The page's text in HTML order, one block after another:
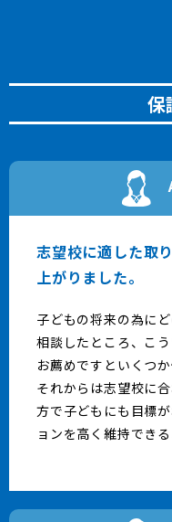
保
志望校に適した取
上がりました。
子どもの将来の為に
相談したところ、こ
お薦めですといくつ
それからは志望校に
方で子どもにも目標
ョンを高く維持でき